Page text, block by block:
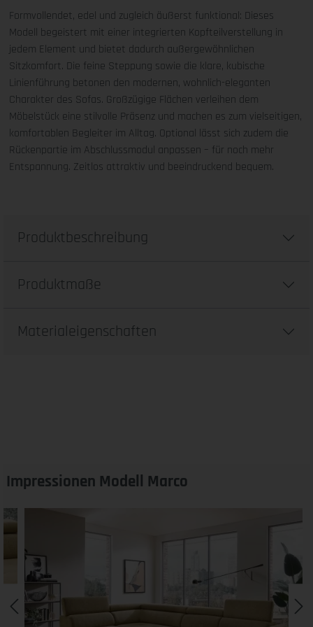
Formvollendet, edel und zugleich äußerst funktional: Dieses
Modell begeistert mit einer integrierten Kopfteilverstellung in
jedem Element und bietet dadurch außergewöhnlichen
Sitzkomfort. Die feine Steppung sowie die klare, kubische
Linienführung betonen den modernen, wohnlich-eleganten
Charakter des Sofas. Großzügige Flächen verleihen dem
Möbelstück eine stilvolle Präsenz und machen es zum vielseitigen,
komfortablen Begleiter im Alltag. Optional lässt sich zudem die
Rückenpartie im Abschlussmodul anpassen – für noch mehr
Entspannung. Zeitlos attraktiv und beeindruckend bequem.
Produktbeschreibung
Produktmaße
Materialeigenschaften
Impressionen Modell Marco